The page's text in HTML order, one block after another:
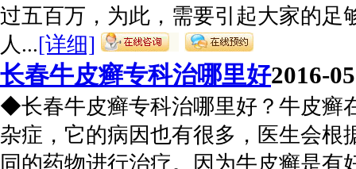
过五百万，为此，需要引起大家的足
人...[详细]
长春牛皮癣专科治哪里好2016-
◆长春牛皮癣专科治哪里好？牛皮癣
杂症，它的病因也有很多，医生会根
同的药物进行治疗。因为牛皮癣是有